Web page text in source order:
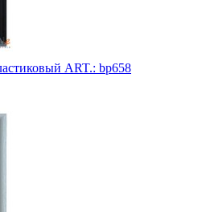
ART.: bp658